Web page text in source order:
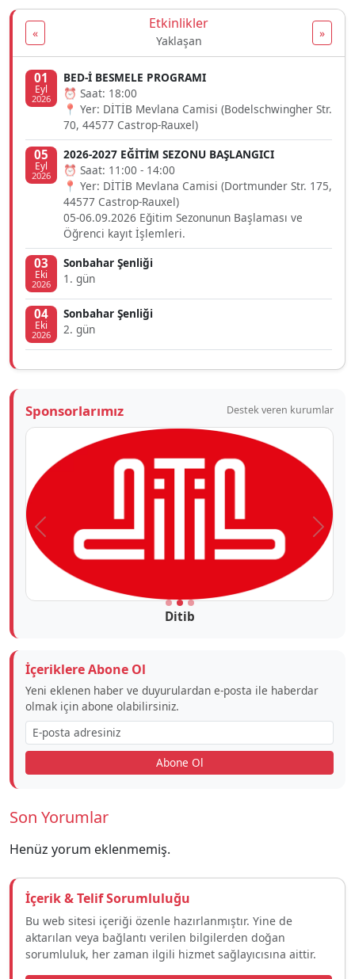
«
Etkinlikler
Yaklaşan
»
01
Eyl
2026
BED-İ BESMELE PROGRAMI
⏰ Saat: 18:00
📍 Yer: DİTİB Mevlana Camisi (Bodelschwingher Str.
70, 44577 Castrop-Rauxel)
05
Eyl
2026
2026-2027 EĞİTİM SEZONU BAŞLANGICI
⏰ Saat: 11:00 - 14:00
📍 Yer: DİTİB Mevlana Camisi (Dortmunder Str. 175,
44577 Castrop-Rauxel)
05-06.09.2026 Eğitim Sezonunun Başlaması ve
Öğrenci kayıt İşlemleri.
03
Eki
2026
Sonbahar Şenliği
1. gün
04
Eki
2026
Sonbahar Şenliği
2. gün
Sponsorlarımız Destek veren kurumlar
Ditib
Önceki
İçeriklere Abone Ol
Yeni eklenen haber ve duyurulardan e-posta ile haberdar
olmak için abone olabilirsiniz.
Abone Ol
Son Yorumlar
Henüz yorum eklenmemiş.
İçerik & Telif Sorumluluğu
Bu web sitesi içeriği özenle hazırlanmıştır. Yine de
aktarılan veya bağlantı verilen bilgilerden doğan
sorumluluk, her zaman ilgili hizmet sağlayıcısına aittir.